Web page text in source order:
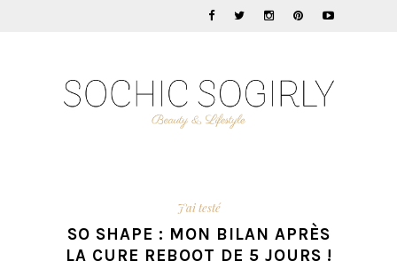
J'ai testé
SO SHAPE : MON BILAN APRÈS
LA CURE REBOOT DE 5 JOURS !